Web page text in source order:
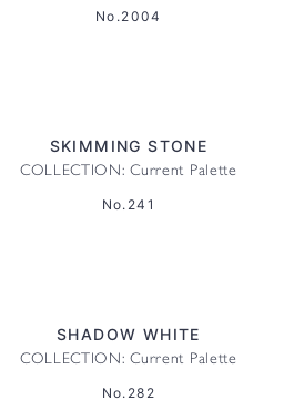
No.2004
SKIMMING STONE
COLLECTION: Current Palette
No.241
SHADOW WHITE
COLLECTION: Current Palette
No.282